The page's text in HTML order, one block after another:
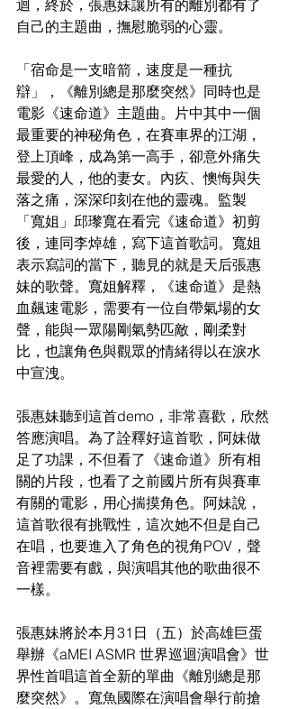
迴，終於，張惠妹讓所有的離別都有了
自己的主題曲，撫慰脆弱的心靈。
「宿命是一支暗箭，速度是一種抗
辯」，《離別總是那麼突然》同時也是
電影《速命道》主題曲。片中其中一個
最重要的神秘角色，在賽車界的江湖，
登上頂峰，成為第一高手，卻意外痛失
最愛的人，他的妻女。內疚、懊悔與失
落之痛，深深印刻在他的靈魂。監製
「寬姐」邱瓈寬在看完《速命道》初剪
後，連同李焯雄，寫下這首歌詞。寬姐
表示寫詞的當下，聽見的就是天后張惠
妹的歌聲。寬姐解釋，《速命道》是熱
血飆速電影，需要有一位自帶氣場的女
聲，能與一眾陽剛氣勢匹敵，剛柔對
比，也讓角色與觀眾的情緒得以在淚水
中宣洩。
張惠妹聽到這首demo，非常喜歡，欣然
答應演唱。為了詮釋好這首歌，阿妹做
足了功課，不但看了《速命道》所有相
關的片段，也看了之前國片所有與賽車
有關的電影，用心揣摸角色。阿妹說，
這首歌很有挑戰性，這次她不但是自己
在唱，也要進入了角色的視角POV，聲
音裡需要有戲，與演唱其他的歌曲很不
一樣。
張惠妹將於本月31日（五）於高雄巨蛋
舉辦《aMEI ASMR 世界巡迴演唱會》世
界性首唱這首全新的單曲《離別總是那
麼突然》。寬魚國際在演唱會舉行前搶